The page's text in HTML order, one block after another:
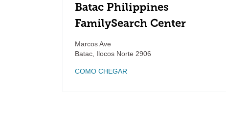
Batac Philippines
FamilySearch Center
Marcos Ave
Batac Ilocos Norte 2906
COMO CHEGAR